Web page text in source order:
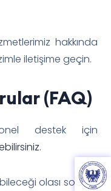
hakkında
iletişime geçin.
(FAQ)
destek için
.
olası soruları